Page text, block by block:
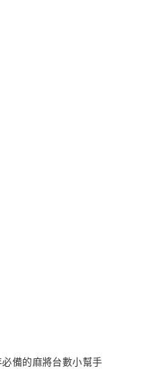
備的麻將台數小幫手